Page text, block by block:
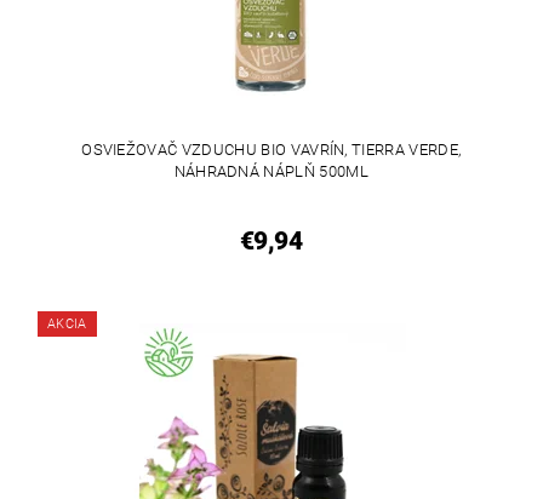
OSVIEŽOVAČ VZDUCHU BIO VAVRÍN, TIERRA VERDE,
NÁHRADNÁ NÁPLŇ 500ML
€9,94
AKCIA